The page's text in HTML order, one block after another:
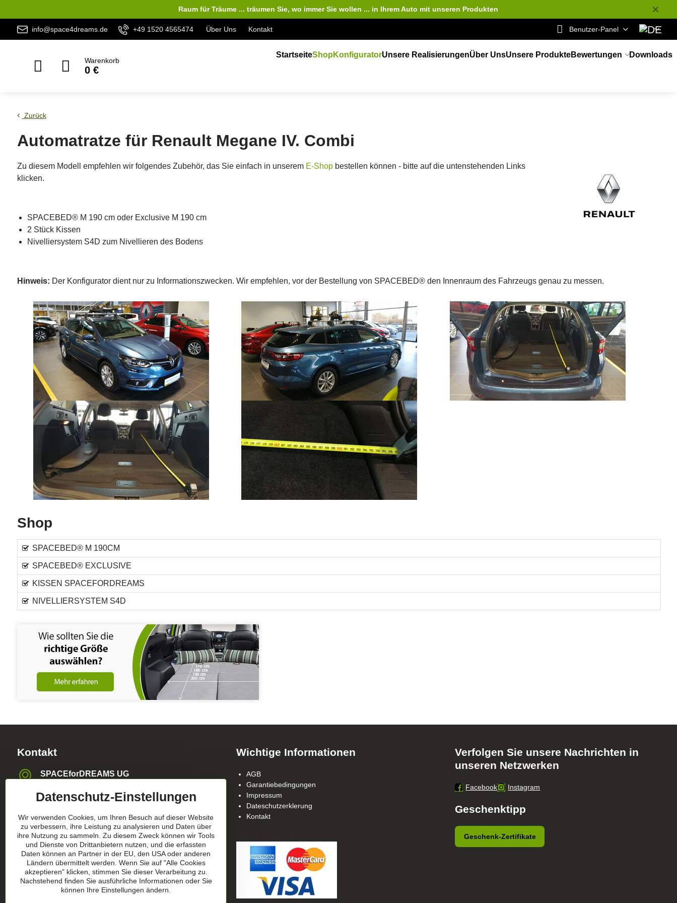
✕
Raum für Träume ... träumen Sie, wo immer Sie wollen ... in Ihrem Auto mit unseren Produkten
info@space4dreams.de +49 1520 4565474 Über Uns Kontakt Benutzer-Panel
Warenkorb
0 €
StartseiteShopKonfiguratorUnsere RealisierungenÜber UnsUnsere ProdukteBewertungen Downloads
Zurück
Automatratze für Renault Megane IV. Combi
Zu diesem Modell empfehlen wir folgendes Zubehör, das Sie einfach in unserem E-Shopbestellen können - bitte auf die untenstehenden Links
klicken.
SPACEBED® M 190 cm oder Exclusive M 190 cm
2 Stück Kissen
Nivelliersystem S4D zum Nivellieren des Bodens
Hinweis: Der Konfigurator dient nur zu Informationszwecken. Wir empfehlen, vor der Bestellung von SPACEBED® den Innenraum des Fahrzeugs genau zu messen.
Shop
SPACEBED® M 190CM
SPACEBED® EXCLUSIVE
KISSEN SPACEFORDREAMS
NIVELLIERSYSTEM S4D
Kontakt
SPACEforDREAMS UG
+49 1520 4565474
Register-Nummer HRB36986
USt-ldNr​. DE305357390
Wichtige Informationen
AGB
Garantiebedingungen
Impressum
Dateschutzerklerung
Kontakt
Verfolgen Sie unsere Nachrichten in
unseren Netzwerken
Facebook Instagram
Geschenktipp
Geschenk-Zertifikate
Datenschutz-Einstellungen
Wir verwenden Cookies, um Ihren Besuch auf dieser Website
zu verbessern, ihre Leistung zu analysieren und Daten über
ihre Nutzung zu sammeln. Zu diesem Zweck können wir Tools
und Dienste von Drittanbietern nutzen, und die erfassten
Daten können an Partner in der EU, den USA oder anderen
Ländern übermittelt werden. Wenn Sie auf "Alle Cookies
akzeptieren" klicken, stimmen Sie dieser Verarbeitung zu.
Nachstehend finden Sie ausführliche Informationen oder Sie
können Ihre Einstellungen ändern.